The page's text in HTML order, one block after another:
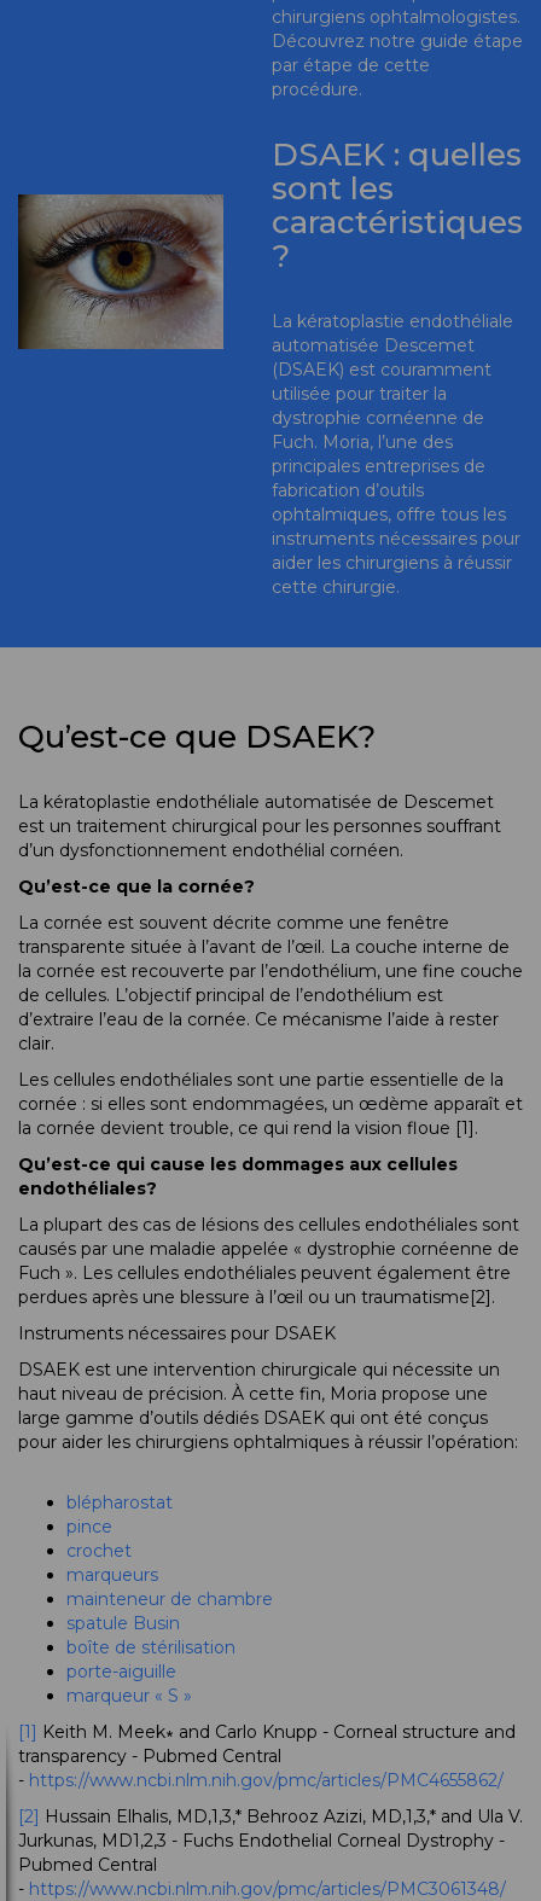
chirurgiens ophtalmologistes.
Découvrez notre guide étape
par étape de cette
procédure.
DSAEK : quelles
sont les
caractéristiques
?
La kératoplastie endothéliale
automatisée Descemet
(DSAEK) est couramment
utilisée pour traiter la
dystrophie cornéenne de
Fuch. Moria, l’une des
principales entreprises de
fabrication d’outils
ophtalmiques, offre tous les
instruments nécessaires pour
aider les chirurgiens à réussir
cette chirurgie.
Qu’est-ce que DSAEK?
La kératoplastie endothéliale automatisée de Descemet
est un traitement chirurgical pour les personnes souffrant
d’un dysfonctionnement endothélial cornéen.
Qu’est-ce que la cornée?
La cornée est souvent décrite comme une fenêtre
transparente située à l’avant de l’œil. La couche interne de
la cornée est recouverte par l’endothélium, une fine couche
de cellules. L’objectif principal de l’endothélium est
d’extraire l’eau de la cornée. Ce mécanisme l’aide à rester
clair.
Les cellules endothéliales sont une partie essentielle de la
cornée : si elles sont endommagées, un œdème apparaît et
la cornée devient trouble, ce qui rend la vision floue [1].
Qu’est-ce qui cause les dommages aux cellules
endothéliales?
La plupart des cas de lésions des cellules endothéliales sont
causés par une maladie appelée « dystrophie cornéenne de
Fuch ». Les cellules endothéliales peuvent également être
perdues après une blessure à l’œil ou un traumatisme[2].
Instruments nécessaires pour DSAEK
DSAEK est une intervention chirurgicale qui nécessite un
haut niveau de précision. À cette fin, Moria propose une
large gamme d’outils dédiés DSAEK qui ont été conçus
pour aider les chirurgiens ophtalmiques à réussir l’opération:
blépharostat
pince
crochet
marqueurs
mainteneur de chambre
spatule Busin
boîte de stérilisation
porte-aiguille
marqueur « S »
[1] Keith M. Meek∗ and Carlo Knupp - Corneal structure and
transparency - Pubmed Central
- https://www.ncbi.nlm.nih.gov/pmc/articles/PMC4655862/
[2] Hussain Elhalis, MD,1,3,* Behrooz Azizi, MD,1,3,* and Ula V.
Jurkunas, MD1,2,3 - Fuchs Endothelial Corneal Dystrophy -
Pubmed Central
- https://www.ncbi.nlm.nih.gov/pmc/articles/PMC3061348/